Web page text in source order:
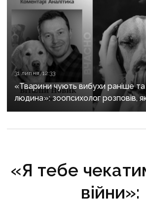
31 липня, 12:33
«Тварини чують вибухи раніше та
людина»: зоопсихолог розповів,
на домашніх улюбленців
«Я тебе
війни»: